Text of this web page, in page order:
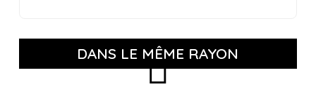
DANS LE MÊME RAYON